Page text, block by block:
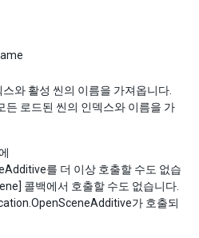
와 활성 씬의 이름을 가져옵니다.
로드된 씬의 인덱스와 이름을 가
를 더 이상 호출할 수도 없습
콜백에서 호출할 수도 없습니다.
가 호출되